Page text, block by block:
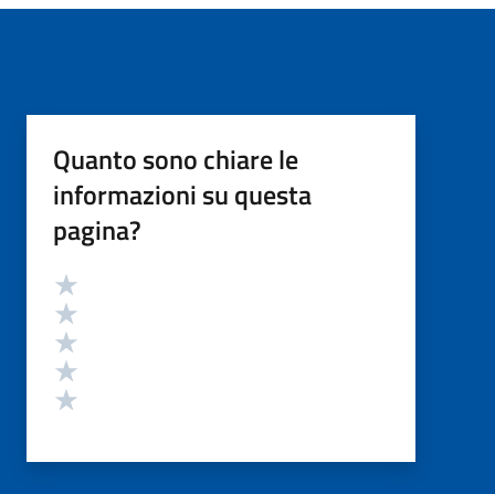
Quanto sono chiare le
informazioni su questa
pagina?
Valutazione